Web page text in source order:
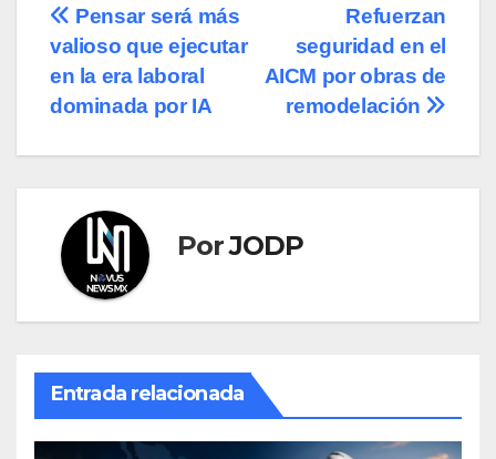
Navegación
de
entradas
Refuerzan
seguridad en el
AICM por obras de
remodelación
Pensar será más
valioso que ejecutar
en la era laboral
dominada por IA
PorJODP
Entrada relacionada